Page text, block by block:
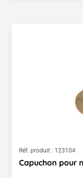
Réf. produit : 123104
Capuchon pour